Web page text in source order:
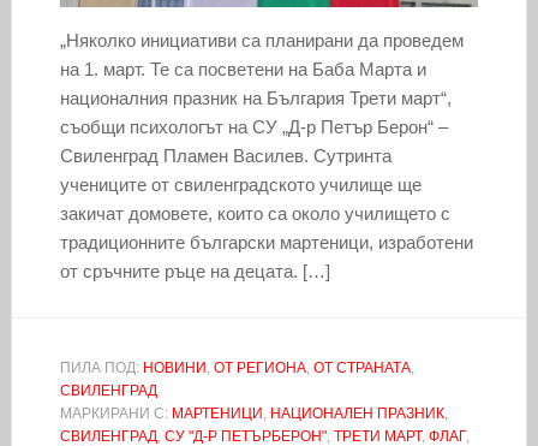
„Няколко инициативи са планирани да проведем
на 1. март. Те са посветени на Баба Марта и
националния празник на България Трети март“,
съобщи психологът на СУ „Д-р Петър Берон“ –
Свиленград Пламен Василев. Сутринта
учениците от свиленградското училище ще
закичат домовете, които са около училището с
традиционните български мартеници, изработени
от сръчните ръце на децата. […]
ПИЛА ПОД: НОВИНИ , ОТ РЕГИОНА, ОТ СТРАНАТА,
СВИЛЕНГРАД
МАРКИРАНИ С: МАРТЕНИЦИ , НАЦИОНАЛЕН ПРАЗНИК,
СВИЛЕНГРАД, СУ "Д-Р ПЕТЪРБЕРОН", ТРЕТИ МАРТ, ФЛАГ,